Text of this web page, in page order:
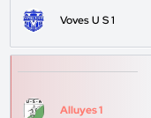
Voves U S 1
Alluyes 1